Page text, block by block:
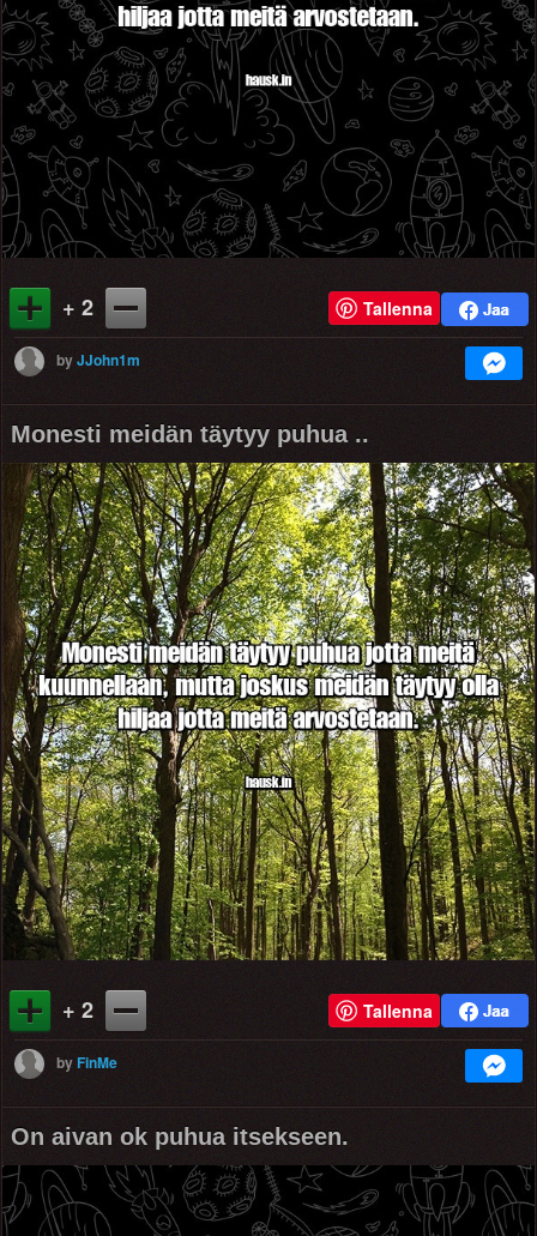
+ 2 Tallenna
byJJohn1m
Monesti meidän täytyy puhua ..
+ 2 Tallenna
byFinMe
On aivan ok puhua itsekseen.